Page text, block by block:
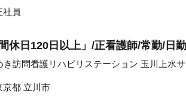
社員
間休日120日以上」/正看護師/常勤/日
き訪問看護リハビリステーション 玉川上水
京都 立川市